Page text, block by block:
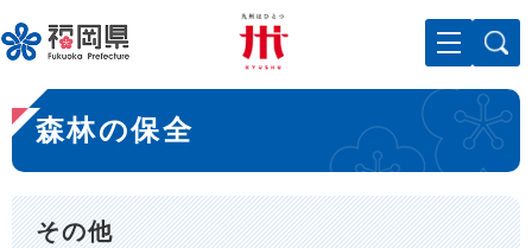
ー
ジ
先
頭
で
。
メニューを飛ばして本文へ
本
文
森林の保全
その他